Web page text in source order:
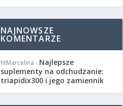
NAJNOWSZE
KOMENTARZE
fitMarcelina - Najlepsze
suplementy na odchudzanie:
triapidix300 i jego zamiennik